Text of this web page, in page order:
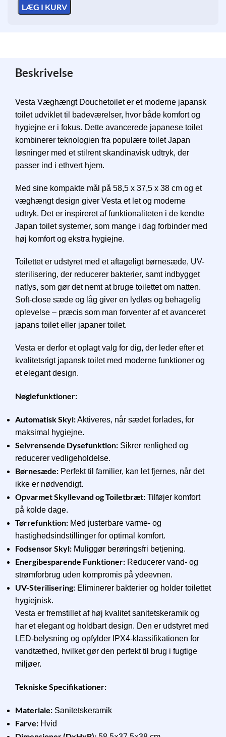
LÆG I KURV
Beskrivelse
Vesta Væghængt Douchetoilet er et moderne japansk
toilet udviklet til badeværelser, hvor både komfort og
hygiejne er i fokus. Dette avancerede japanese toilet
kombinerer teknologien fra populære toilet Japan
løsninger med et stilrent skandinavisk udtryk, der
passer ind i ethvert hjem.
Med sine kompakte mål på 58,5 x 37,5 x 38 cm og et
væghængt design giver Vesta et let og moderne
udtryk. Det er inspireret af funktionaliteten i de kendte
Japan toilet systemer, som mange i dag forbinder med
høj komfort og ekstra hygiejne.
Toilettet er udstyret med et aftageligt børnesæde, UV-
sterilisering, der reducerer bakterier, samt indbygget
natlys, som gør det nemt at bruge toilettet om natten.
Soft-close sæde og låg giver en lydløs og behagelig
oplevelse – præcis som man forventer af et avanceret
japans toilet eller japaner toilet.
Vesta er derfor et oplagt valg for dig, der leder efter et
kvalitetsrigt japansk toilet med moderne funktioner og
et elegant design.
Nøglefunktioner:
Automatisk Skyl:Aktiveres, når sædet forlades, for
maksimal hygiejne.
Selvrensende Dysefunktion: Sikrer renlighed og
reducerer vedligeholdelse.
Børnesæde: Perfekt til familier, kan let fjernes, når det
ikke er nødvendigt.
Opvarmet Skyllevand og Toiletbræt: Tilføjer komfort
på kolde dage.
Tørrefunktion: Med justerbare varme- og
hastighedsindstillinger for optimal komfort.
Fodsensor Skyl: Muliggør berøringsfri betjening.
Energibesparende Funktioner: Reducerer vand- og
strømforbrug uden kompromis på ydeevnen.
UV-Sterilisering: Eliminerer bakterier og holder toilettet
hygiejnisk.
Vesta er fremstillet af høj kvalitet sanitetskeramik og
har et elegant og holdbart design. Den er udstyret med
LED-belysning og opfylder IPX4-klassifikationen for
vandtæthed, hvilket gør den perfekt til brug i fugtige
miljøer.
Tekniske Specifikationer:
Materiale: Sanitetskeramik
Farve: Hvid